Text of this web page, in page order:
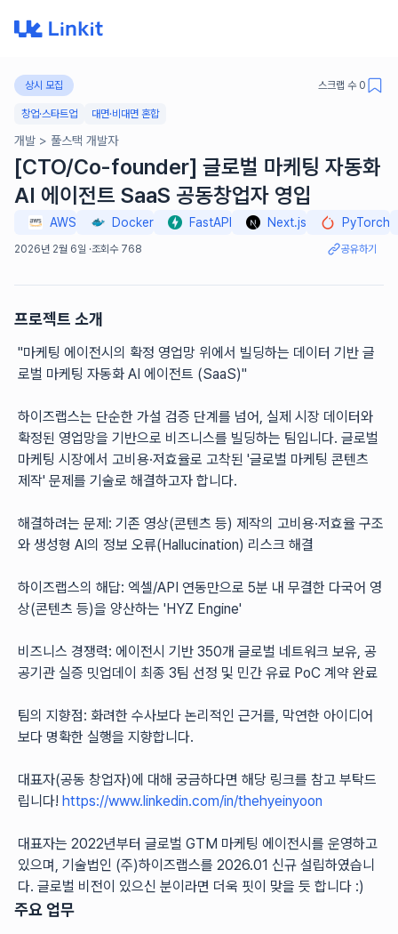
상시 모집 스크랩 수 0
창업·스타트업 대면·비대면 혼합
개발 > 풀스택 개발자
[CTO/Co-founder] 글로벌 마케팅 자동화
AI 에이전트 SaaS 공동창업자 영입
AWS Docker FastAPI Next.js PyTorch
2026년 2월 6일 ·조회수 768 공유하기
프로젝트 소개
"마케팅 에이전시의 확정 영업망 위에서 빌딩하는 데이터 기반 글
로벌 마케팅 자동화 AI 에이전트 (SaaS)"
하이즈랩스는 단순한 가설 검증 단계를 넘어, 실제 시장 데이터와
확정된 영업망을 기반으로 비즈니스를 빌딩하는 팀입니다. 글로벌
마케팅 시장에서 고비용·저효율로 고착된 '글로벌 마케팅 콘텐츠
제작' 문제를 기술로 해결하고자 합니다.
해결하려는 문제: 기존 영상(콘텐츠 등) 제작의 고비용·저효율 구조
와 생성형 AI의 정보 오류(Hallucination) 리스크 해결
하이즈랩스의 해답: 엑셀/API 연동만으로 5분 내 무결한 다국어 영
상(콘텐츠 등)을 양산하는 'HYZ Engine'
비즈니스 경쟁력: 에이전시 기반 350개 글로벌 네트워크 보유, 공
공기관 실증 밋업데이 최종 3팀 선정 및 민간 유료 PoC 계약 완료
팀의 지향점: 화려한 수사보다 논리적인 근거를, 막연한 아이디어
보다 명확한 실행을 지향합니다.
대표자(공동 창업자)에 대해 궁금하다면 해당 링크를 참고 부탁드
립니다! https://www.linkedin.com/in/thehyeinyoon
대표자는 2022년부터 글로벌 GTM 마케팅 에이전시를 운영하고
있으며, 기술법인 (주)하이즈랩스를 2026.01 신규 설립하였습니
다. 글로벌 비전이 있으신 분이라면 더욱 핏이 맞을 듯 합니다 :)
주요 업무